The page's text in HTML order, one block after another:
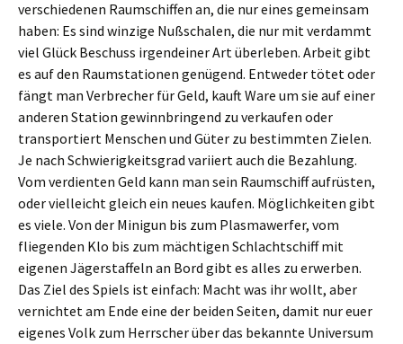
verschiedenen Raumschiffen an, die nur eines gemeinsam
haben: Es sind winzige Nußschalen, die nur mit verdammt
viel Glück Beschuss irgendeiner Art überleben. Arbeit gibt
es auf den Raumstationen genügend. Entweder tötet oder
fängt man Verbrecher für Geld, kauft Ware um sie auf einer
anderen Station gewinnbringend zu verkaufen oder
transportiert Menschen und Güter zu bestimmten Zielen.
Je nach Schwierigkeitsgrad variiert auch die Bezahlung.
Vom verdienten Geld kann man sein Raumschiff aufrüsten,
oder vielleicht gleich ein neues kaufen. Möglichkeiten gibt
es viele. Von der Minigun bis zum Plasmawerfer, vom
fliegenden Klo bis zum mächtigen Schlachtschiff mit
eigenen Jägerstaffeln an Bord gibt es alles zu erwerben.
Das Ziel des Spiels ist einfach: Macht was ihr wollt, aber
vernichtet am Ende eine der beiden Seiten, damit nur euer
eigenes Volk zum Herrscher über das bekannte Universum